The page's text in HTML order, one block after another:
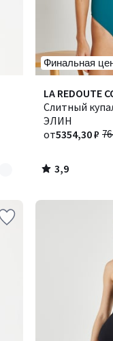
Финальная
LA REDOUTE
Слитный
ЭЛИН
от5354,30 ₽
3,9
/ 5
Количество
цветов:
2
3,9
/